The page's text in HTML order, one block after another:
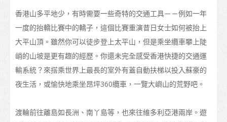
住宿
支援服務
非本地學生的受養人入境安排
日常開支
保險
香港山多平地少，有時需要一些奇特的交通工具－－例如一年
一度的抬轎比賽中的轎子，這個比賽重演昔日女士如何被抬上
大平山頂。雖然你可以徒步登上太平山，但是乘坐纜車攀上陡
峭的山坡是更有趣的經歷。你還未完全感受香港快捷的交通運
輸系統？來搭乘世界上最長的室外有蓋自動扶梯以投入蘇豪的
夜生活，或愉快地乘坐昂坪360纜車，一覽大嶼山的荒野吧。
渡輪前往離島如長洲、南丫島等，也來往維多利亞港兩岸。遊